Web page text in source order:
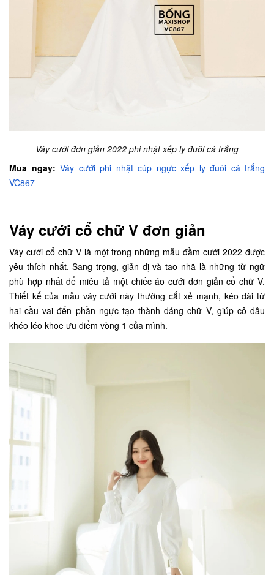
Váy cưới đơn giản 2022 phi nhật xếp ly đuôi cá trắng
Mua ngay: Váy cưới phi nhật cúp ngực xếp ly đuôi cá trắng
VC867
Váy cưới cổ chữ V đơn giản
Váy cưới cổ chữ V là một trong những mẫu đầm cưới 2022 được
yêu thích nhất. Sang trọng, giản dị và tao nhã là những từ ngữ
phù hợp nhất để miêu tả một chiếc áo cưới đơn giản cổ chữ V.
Thiết kế của mẫu váy cưới này thường cắt xẻ mạnh, kéo dài từ
hai cầu vai đến phần ngực tạo thành dáng chữ V, giúp cô dâu
khéo léo khoe ưu điểm vòng 1 của mình.